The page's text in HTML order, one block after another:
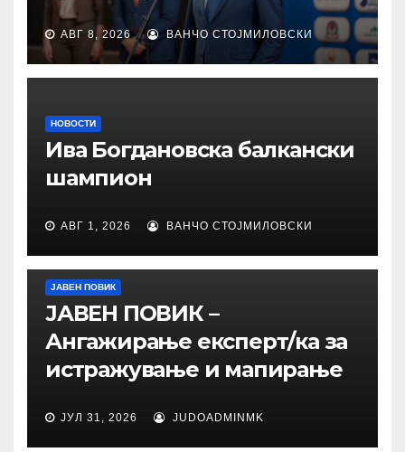
АВГ 8, 2026 ВАНЧО СТОЈМИЛОВСКИ
НОВОСТИ
Ива Богдановска балкански
шампион
АВГ 1, 2026 ВАНЧО СТОЈМИЛОВСКИ
ЈАВЕН ПОВИК
ЈАВЕН ПОВИК –
Ангажирање експерт/ка за
истражување и мапирање
ЈУЛ 31, 2026 JUDOADMINMK